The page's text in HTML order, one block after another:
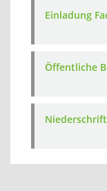
Einladung
Öffentliche